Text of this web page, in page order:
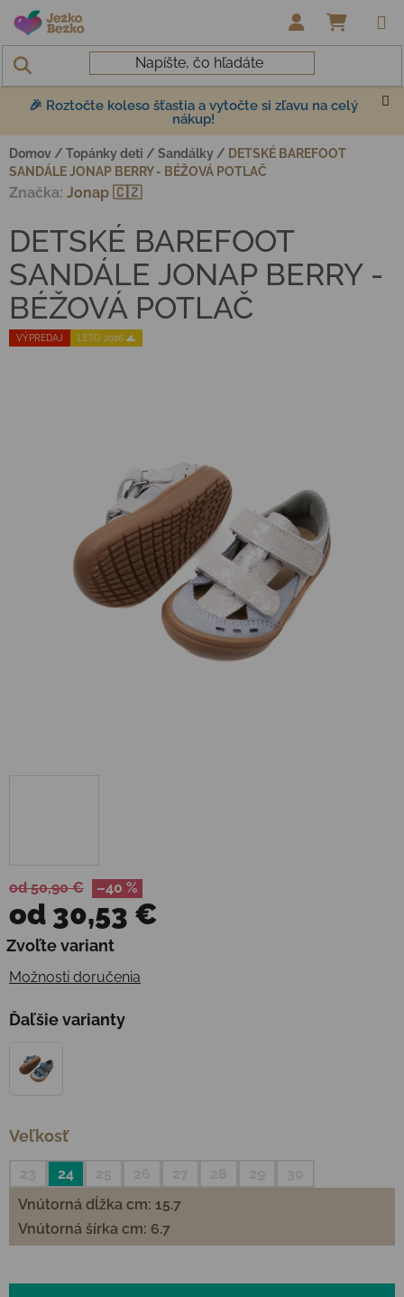
Prejsť na obsah
🎉 Roztočte koleso šťastia a vytočte si zľavu na celý
nákup!
Domov / Topánky deti / Sandálky / DETSKÉ BAREFOOT
SANDÁLE JONAP BERRY - BÉŽOVÁ POTLAČ
od 50,90 € –40 %
od 30,53 €
Jednotková cena:
Zvoľte variant
Možnosti doručenia
Ďaľšie varianty
Veľkosť
24
Vnútorná dĺžka cm: 15.7
Vnútorná šírka cm: 6.7
VÝPREDAJ LETO 2026 🌊
DETSKÉ BAREFOOT
SANDÁLE JONAP BERRY -
BÉŽOVÁ POTLAČ
Značka: Jonap 🇨🇿